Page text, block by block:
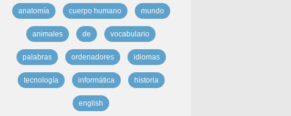
anatomía cuerpo humano mundo
animales de vocabulario
palabras ordenadores idiomas
tecnología informática historia
english